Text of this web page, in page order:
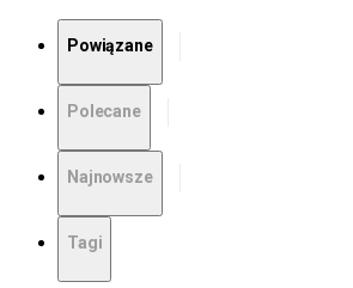
Powiązane
Polecane
Najnowsze
Tagi